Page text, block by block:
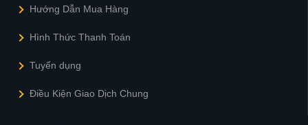
Hướng Dẫn Mua Hàng
Hình Thức Thanh Toán
Tuyển dụng
Điều Kiện Giao Dịch Chung